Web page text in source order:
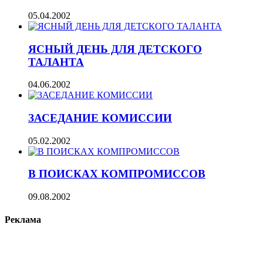
05.04.2002
ЯСНЫЙ ДЕНЬ ДЛЯ ДЕТСКОГО
ТАЛАНТА
04.06.2002
ЗАСЕДАНИЕ КОМИССИИ
05.02.2002
В ПОИСКАХ КОМПРОМИССОВ
09.08.2002
Реклама